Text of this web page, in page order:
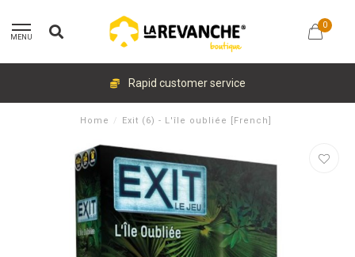
MENU
0
Rapid customer service
Home / Exit (6) - L'île oubliée [French]